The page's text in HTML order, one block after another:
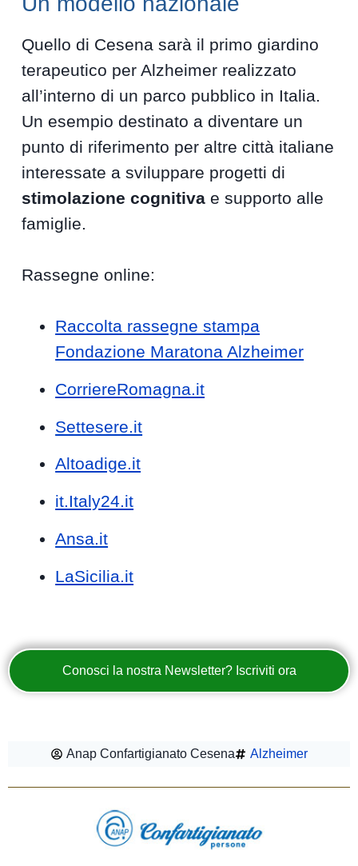
Quello di Cesena sarà il primo giardino
terapeutico per Alzheimer realizzato
all’interno di un parco pubblico in Italia.
Un esempio destinato a diventare un
punto di riferimento per altre città italiane
interessate a sviluppare progetti di
stimolazione cognitiva e supporto alle
famiglie.
Rassegne online:
Raccolta rassegne stampa
Fondazione Maratona Alzheimer
CorriereRomagna.it
Settesere.it
Altoadige.it
it.Italy24.it
Ansa.it
LaSicilia.it
Conosci la nostra Newsletter? Iscriviti ora
Anap Confartigianato Cesena Alzheimer